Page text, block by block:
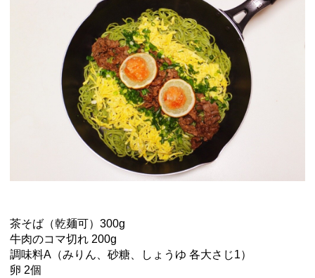
茶そば（乾麺可）300g
牛肉のコマ切れ 200g
調味料A（みりん、砂糖、しょうゆ 各大さじ1）
卵 2個